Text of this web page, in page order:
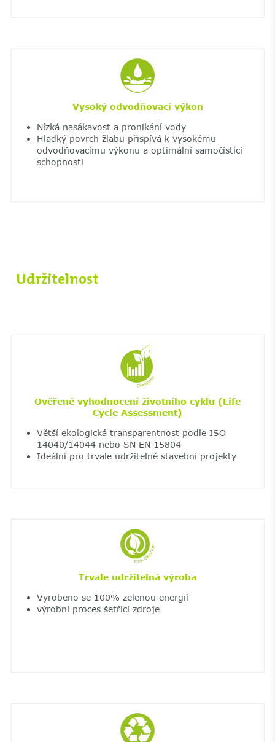
Vysoký odvodňovací výkon
Nízká nasákavost a pronikání vody
Hladký povrch žlabu přispívá k vysokému
odvodňovacímu výkonu a optimální samočistící
schopnosti
Udržitelnost
Ověřené vyhodnocení životního cyklu (Life
Cycle Assessment)
Větší ekologická transparentnost podle ISO
14040/14044 nebo SN EN 15804
Ideální pro trvale udržitelné stavební projekty
Trvale udržitelná výroba
Vyrobeno se 100% zelenou energií
výrobní proces šetřící zdroje